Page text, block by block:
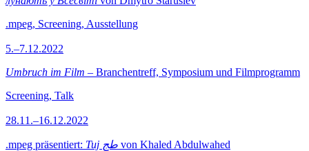
.mpeg, Screening, Ausstellung
5.–7.12.2022
Umbruch im Film – Branchentreff, Symposium und Filmprogramm
Screening, Talk
28.11.–16.12.2022
.mpeg präsentiert: Tuj طج von Khaled Abdulwahed